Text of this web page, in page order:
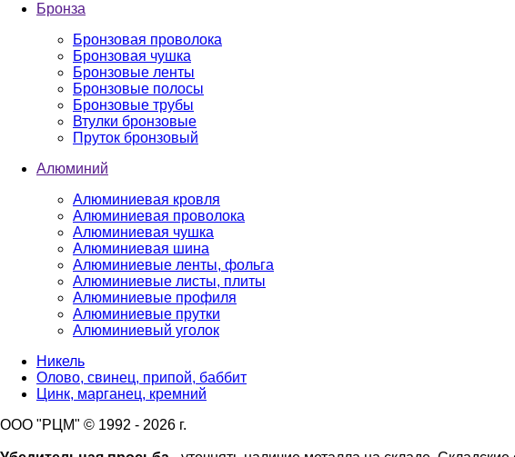
Бронза
Бронзовая проволока
Бронзовая чушка
Бронзовые ленты
Бронзовые полосы
Бронзовые трубы
Втулки бронзовые
Пруток бронзовый
Алюминий
Алюминиевая кровля
Алюминиевая проволока
Алюминиевая чушка
Алюминиевая шина
Алюминиевые ленты, фольга
Алюминиевые листы, плиты
Алюминиевые профиля
Алюминиевые прутки
Алюминиевый уголок
Никель
Олово, свинец, припой, баббит
Цинк, марганец, кремний
ООО "РЦМ" © 1992 - 2026 г.